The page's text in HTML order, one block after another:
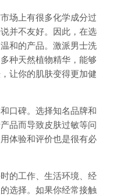
场上有很多化学成分过
并不友好。因此，在选
和的产品。激派男士洗
种天然植物精华，能够
让你的肌肤变得更加健
口碑。选择知名品牌和
品而导致皮肤过敏等问
体验和评价也是很有必
的工作、生活环境、经
选择。如果你经常接触